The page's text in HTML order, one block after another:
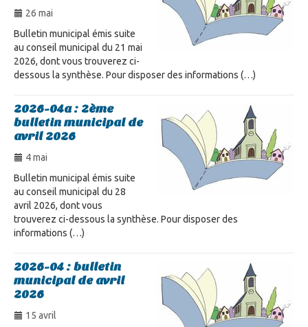
26 mai
Bulletin municipal émis suite
au conseil municipal du 21 mai
2026, dont vous trouverez ci-
dessous la synthèse. Pour disposer des informations (…)
2026-04a : 2ème
bulletin municipal de
avril 2026
4 mai
Bulletin municipal émis suite
au conseil municipal du 28
avril 2026, dont vous
trouverez ci-dessous la synthèse. Pour disposer des
informations (…)
2026-04 : bulletin
municipal de avril
2026
15 avril